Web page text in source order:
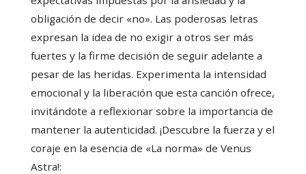
obligación de decir «no». Las poderosas letras
expresan la idea de no exigir a otros ser más
fuertes y la firme decisión de seguir adelante a
pesar de las heridas. Experimenta la intensidad
emocional y la liberación que esta canción ofrece,
invitándote a reflexionar sobre la importancia de
mantener la autenticidad. ¡Descubre la fuerza y el
coraje en la esencia de «La norma» de Venus
Astra!: